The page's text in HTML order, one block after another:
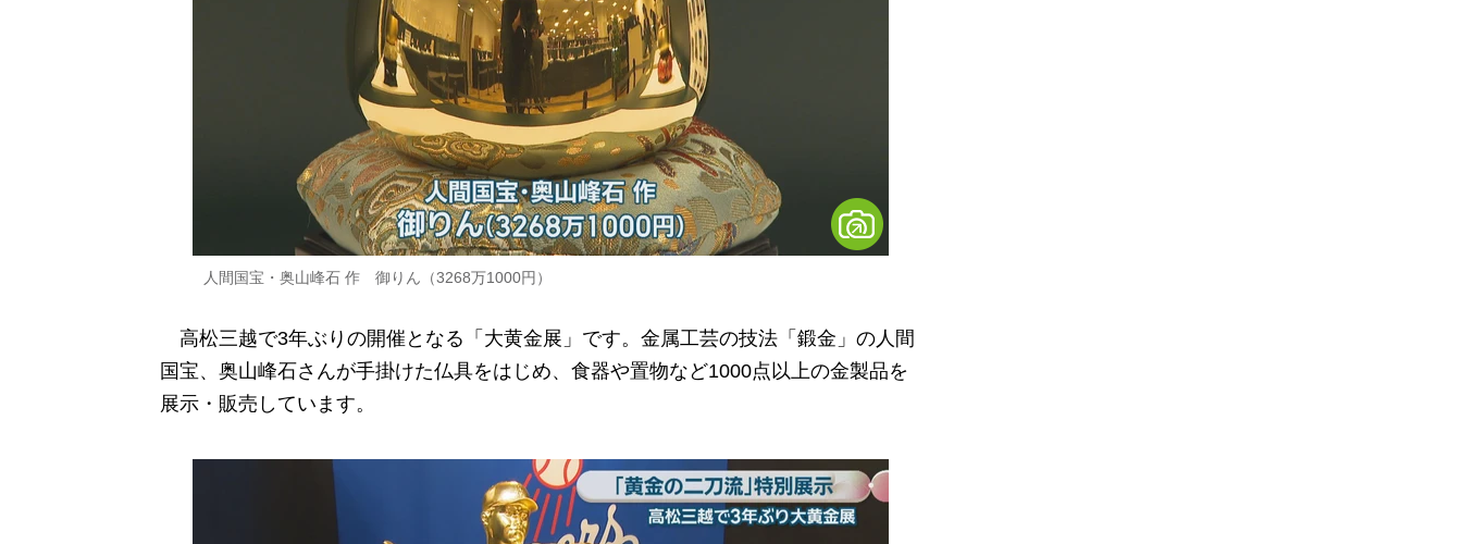
人間国宝・奥山峰石 作 御りん（3268万1000円）
高松三越で3年ぶりの開催となる「大黄金展」です。金属工芸の技法「鍛金」の人間
国宝、奥山峰石さんが手掛けた仏具をはじめ、食器や置物など1000点以上の金製品を
展示・販売しています。